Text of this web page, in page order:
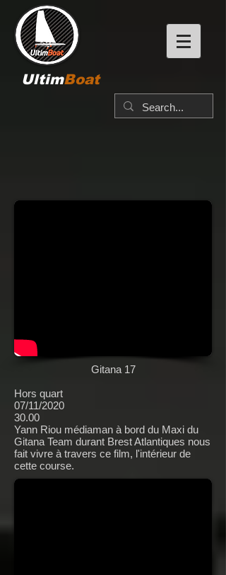
UltimBoat
Gitana 17
Hors quart
07/11/2020
30.00
Yann Riou médiaman à bord du Maxi du
Gitana Team durant Brest Atlantiques nous
fait vivre à travers ce film, l'intérieur de
cette course.